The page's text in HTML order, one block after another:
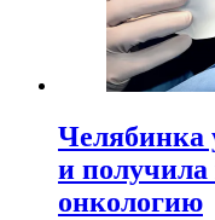
Челябинка
и
онкологию